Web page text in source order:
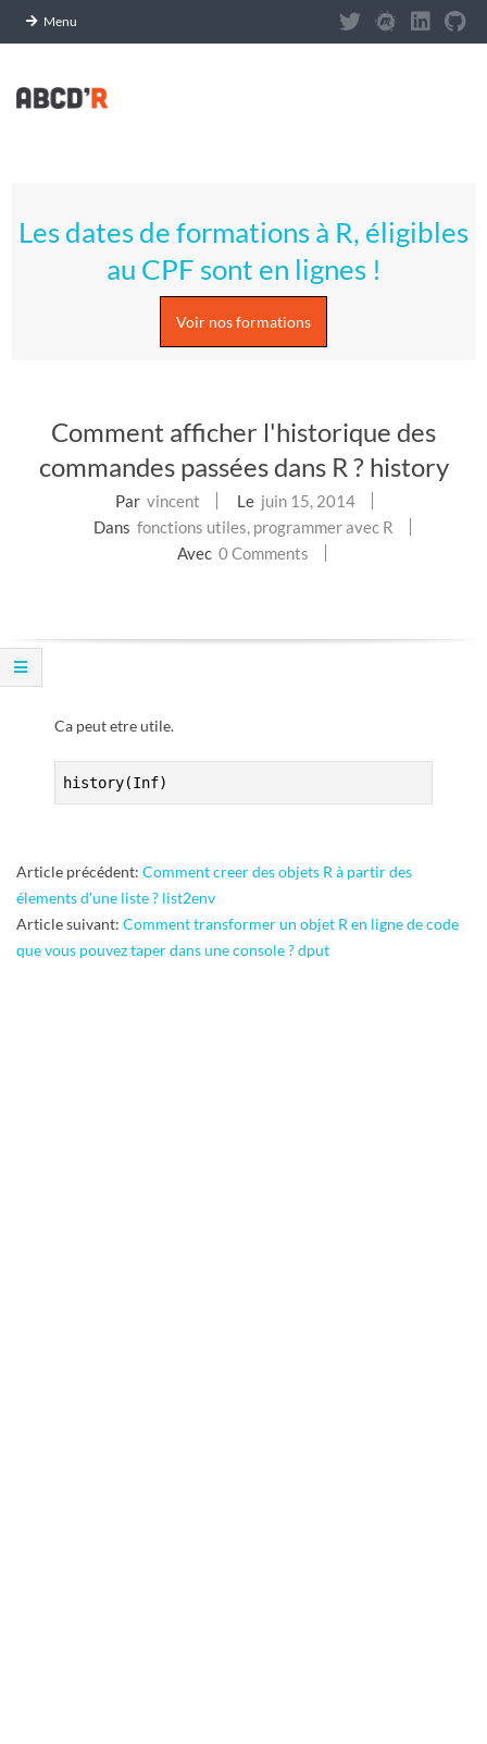
Menu
content
S
S
S
C
T
S
Menu
Les dates de formations à R, éligibles
au CPF sont en lignes !
Voir nos formations
Comment afficher l'historique des
commandes passées dans R ? history
Par vincent Le juin 15, 2014
Dans fonctions utiles programmer avec R
Avec 0 Comments
Ca peut etre utile.
history(Inf)
2014-
06-
15
Article précédent: Comment creer des objets R à partir des
élements d'une liste ? list2env
Article suivant: Comment transformer un objet R en ligne de code
que vous pouvez taper dans une console ? dput
Panneau de gestion des cookies